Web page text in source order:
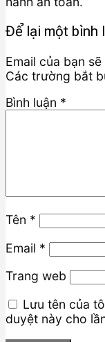
Để lại một bình
Email của bạn
Các trường bắt
Bình luận *
Tên *
Email *
Trang web
Lưu tên của
duyệt này cho